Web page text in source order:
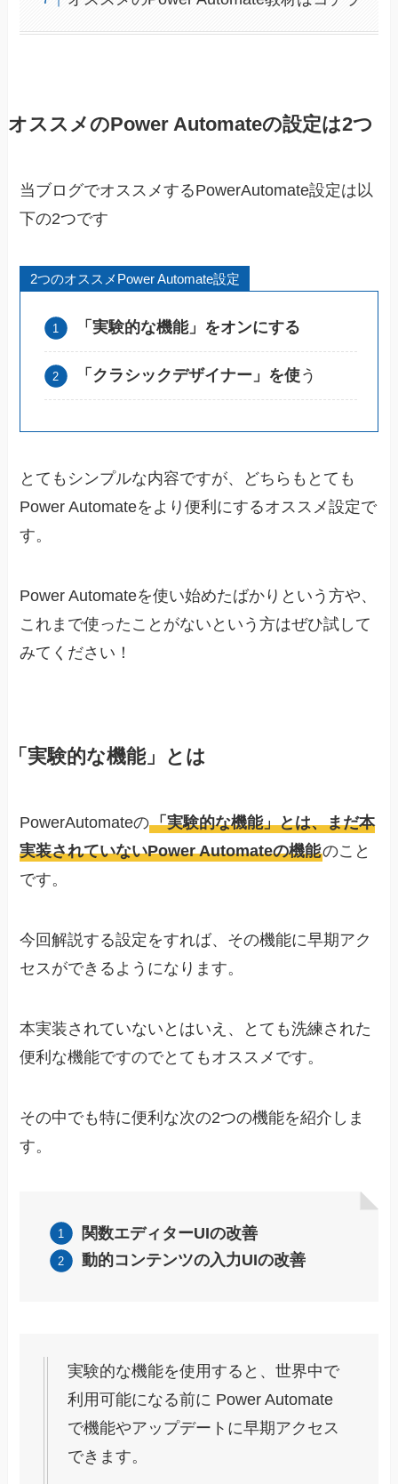
オススメのPower Automateの設定は2つ
当ブログでオススメするPowerAutomate設定は以
下の2つです
2つのオススメPower Automate設定
「実験的な機能」をオンにする
「クラシックデザイナー」を使う
とてもシンプルな内容ですが、どちらもとても
Power Automateをより便利にするオススメ設定で
す。
Power Automateを使い始めたばかりという方や、
これまで使ったことがないという方はぜひ試して
みてください！
「実験的な機能」とは
PowerAutomateの「実験的な機能」とは、まだ本
実装されていないPower Automateの機能のこと
です。
今回解説する設定をすれば、その機能に早期アク
セスができるようになります。
本実装されていないとはいえ、とても洗練された
便利な機能ですのでとてもオススメです。
その中でも特に便利な次の2つの機能を紹介しま
す。
関数エディターUIの改善
動的コンテンツの入力UIの改善
実験的な機能を使用すると、世界中で
利用可能になる前に Power Automate
で機能やアップデートに早期アクセス
できます。